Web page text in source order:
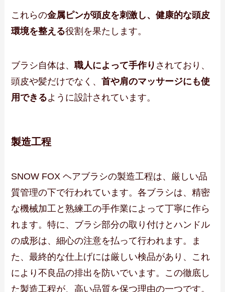
これらの金属ピンが頭皮を刺激し、健康的な頭皮
環境を整える役割を果たします。
ブラシ自体は、職人によって手作り されており、
頭皮や髪だけでなく、首や肩のマッサージにも使
用できるように設計されています。
製造工程
SNOW FOX ヘアブラシの製造工程は、厳しい品
質管理の下で行われています。各ブラシは、精密
な機械加工と熟練工の手作業によって丁寧に作ら
れます。特に、ブラシ部分の取り付けとハンドル
の成形は、細心の注意を払って行われます。ま
た、最終的な仕上げには厳しい検品があり、これ
により不良品の排出を防いでいます。この徹底し
た製造工程が、高い品質を保つ理由の一つです。